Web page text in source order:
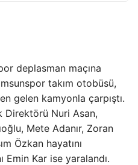
deplasman maçına
takım otobüsü,
gelen kamyonla çarpıştı.
Direktörü Nuri Asan,
Mete Adanır, Zoran
Özkan hayatını
Emin Kar ise yaralandı.